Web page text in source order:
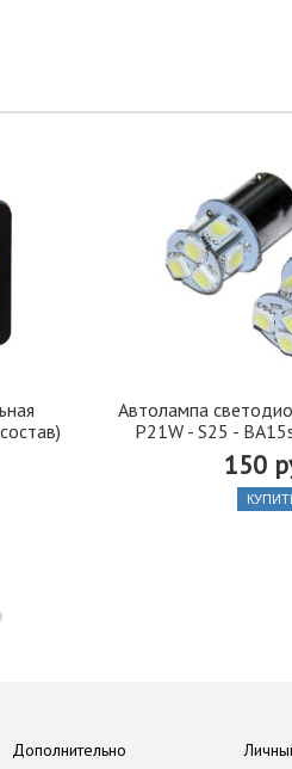
Автолампа
P21W - S25 -
150
Дополнительно